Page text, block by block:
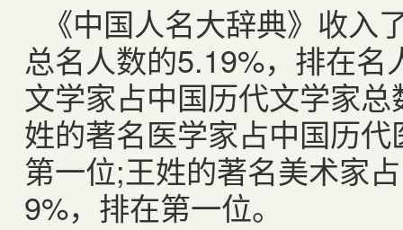
《中国人名大辞典》收
总名人数的5.19%，排在
文学家占中国历代文学家
姓的著名医学家占中国历
第一位;王姓的著名美术家
9%，排在第一位。